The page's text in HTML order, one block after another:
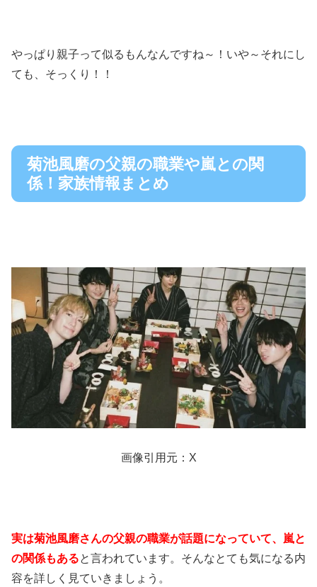
やっぱり親子って似るもんなんですね～！いや～それにし
ても、そっくり！！
菊池風磨の父親の職業や嵐との関
係！家族情報まとめ
画像引用元：X
実は菊池風磨さんの父親の職業が話題になっていて、嵐と
の関係もあると言われています。そんなとても気になる内
容を詳しく見ていきましょう。